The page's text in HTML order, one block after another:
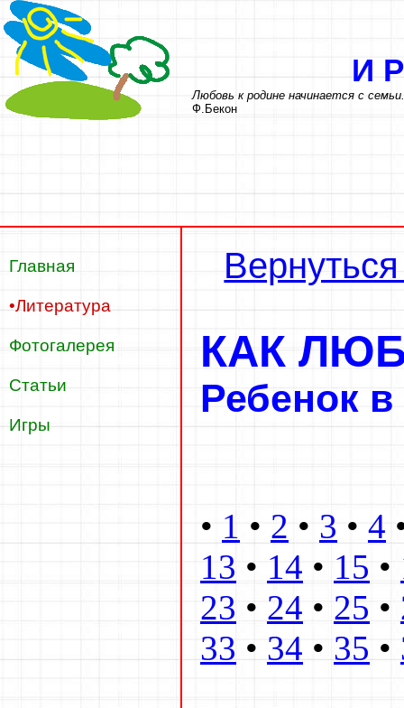
И
Любовь к родине начинается с семьи.
Ф.Бекон
Главная
•Литература
Фотогалерея
Статьи
Игры
КАК
Ребенок
• 1 • 2 • 3 • 4
13 • 14 • 15 •
23 • 24 • 25 •
33 • 34 • 35 •